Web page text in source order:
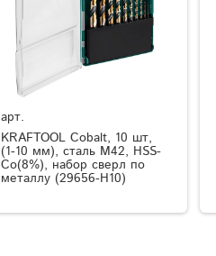
арт.
KRAFTOOL Cobalt, 10 шт,
(1-10 мм), сталь М42, HSS-
Co(8%), набор сверл по
металлу (29656-H10)